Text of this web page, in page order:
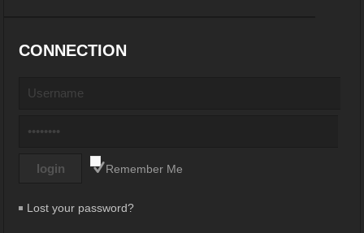
CONNECTION
Remember Me
Lost your password?